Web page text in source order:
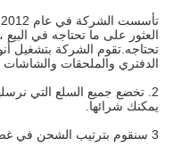
العثور على ما تحتاجه في البيع
تحتاجه.تقوم الشركة بتشغيل
الدفتري والملحقات والشاشات
2. تخضع جميع السلع التي
يمكنك شرائها.
3 سنقوم بترتيب الشحن في غضون 5-7 أيام بعد استلام معلومات الطلب.